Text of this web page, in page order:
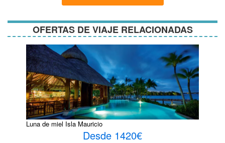
OFERTAS DE VIAJE RELACIONADAS
Luna de miel Isla Mauricio
Desde 1420€